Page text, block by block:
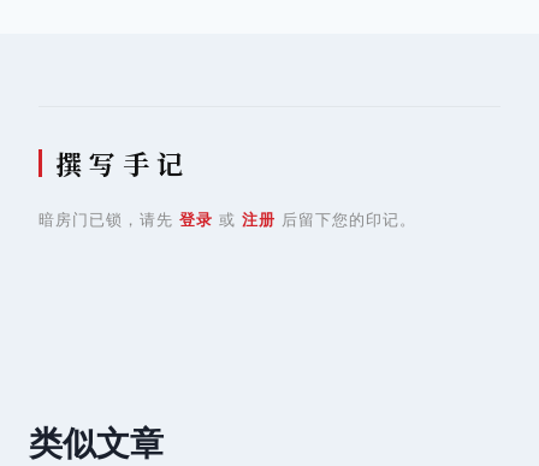
撰 写 手 记
暗房门已锁，请先 登录 或 注册 后留下您的印记。
类似文章